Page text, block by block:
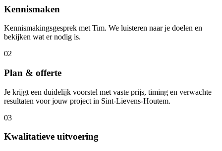
Kennismaken
Kennismakingsgesprek met Tim. We luisteren naar je doelen en
bekijken wat er nodig is.
02
Plan & offerte
Je krijgt een duidelijk voorstel met vaste prijs, timing en verwachte
resultaten voor jouw project in Sint-Lievens-Houtem.
03
Kwalitatieve uitvoering